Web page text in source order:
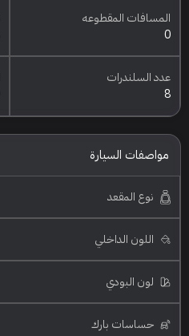
المسافات المقطوعه
0
عدد السلندرات
8
مواصفات السيارة
نوع المقعد
اللون الداخلي
لون البودي
حساسات بارك